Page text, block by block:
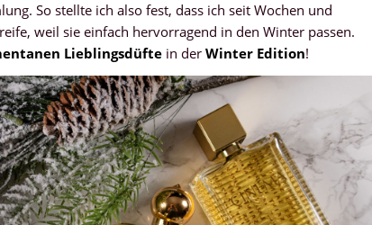
So stellte ich also fest, dass ich seit Wochen und
weil sie einfach hervorragend in den Winter passen.
Lieblingsdüfte in der Winter Edition!